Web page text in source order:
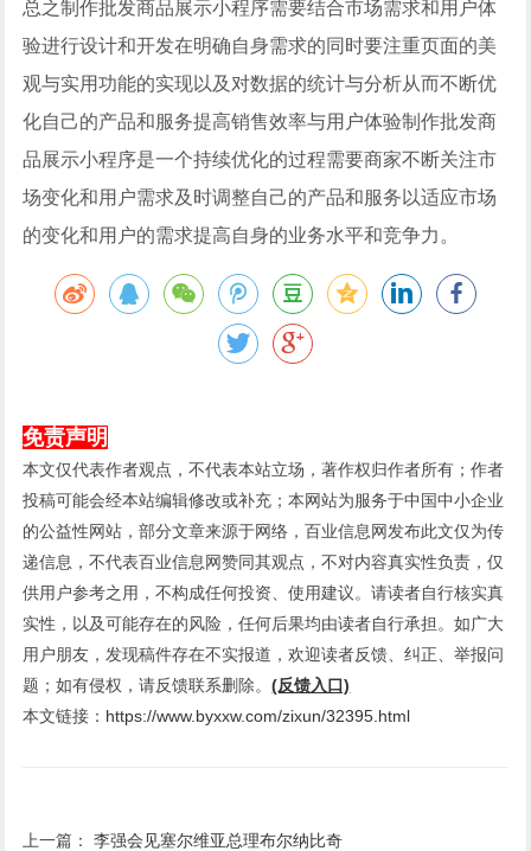
总之制作批发商品展示小程序需要结合市场需求和用户体
验进行设计和开发在明确自身需求的同时要注重页面的美
观与实用功能的实现以及对数据的统计与分析从而不断优
化自己的产品和服务提高销售效率与用户体验制作批发商
品展示小程序是一个持续优化的过程需要商家不断关注市
场变化和用户需求及时调整自己的产品和服务以适应市场
的变化和用户的需求提高自身的业务水平和竞争力。
免责声明
本文仅代表作者观点，不代表本站立场，著作权归作者所有；作者
投稿可能会经本站编辑修改或补充；本网站为服务于中国中小企业
的公益性网站，部分文章来源于网络，百业信息网发布此文仅为传
递信息，不代表百业信息网赞同其观点，不对内容真实性负责，仅
供用户参考之用，不构成任何投资、使用建议。请读者自行核实真
实性，以及可能存在的风险，任何后果均由读者自行承担。如广大
用户朋友，发现稿件存在不实报道，欢迎读者反馈、纠正、举报问
题；如有侵权，请反馈联系删除。(反馈入口)
本文链接： https://www.byxxw.com/zixun/32395.html
上一篇：李强会见塞尔维亚总理布尔纳比奇